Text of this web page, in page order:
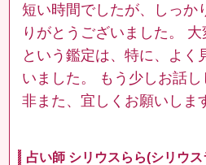
短い時間でしたが、しっか
りがとうございました。
という鑑定は、特に、よく
いました。 もう少しお話
非また、宜しくお願いしま
占い師 シリウスらら(シリウ